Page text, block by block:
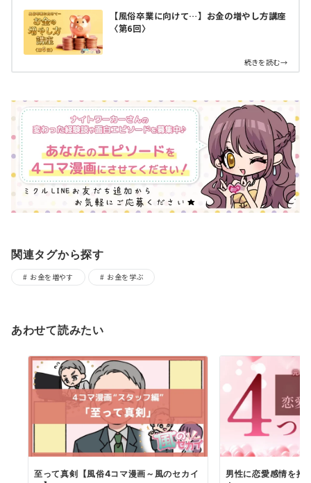
【風俗卒業に向けて…】お金の増やし方講座
〈第6回〉
続きを読む→
関連タグから探す
お金を増やす お金を学ぶ
あわせて読みたい
至って真剣【風俗4コマ漫画～風のセカイ
男性に恋愛感情を抱